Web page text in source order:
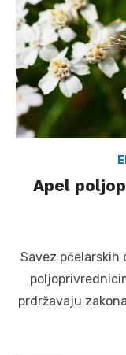
Apel
Savez pčelarskih
prdržavaju